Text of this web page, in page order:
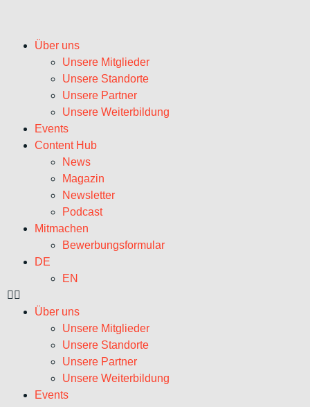
Über uns
Unsere Mitglieder
Unsere Standorte
Unsere Partner
Unsere Weiterbildung
Events
Content Hub
News
Magazin
Newsletter
Podcast
Mitmachen
Bewerbungsformular
DE
EN
Über uns
Unsere Mitglieder
Unsere Standorte
Unsere Partner
Unsere Weiterbildung
Events